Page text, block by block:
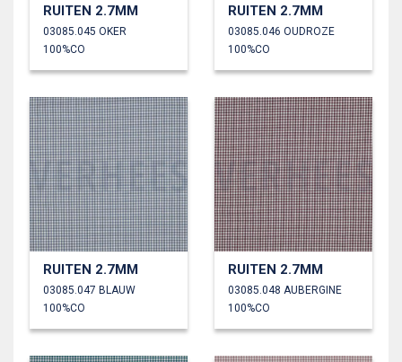
RUITEN 2.7MM
03085.045 OKER
100%CO
RUITEN 2.7MM
03085.046 OUDROZE
100%CO
RUITEN 2.7MM
03085.047 BLAUW
100%CO
RUITEN 2.7MM
03085.048 AUBERGINE
100%CO